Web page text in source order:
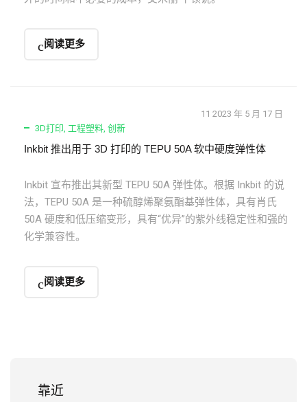
阅读更多
11 2023 年 5 月 17 日
3D打印, 工程塑料, 创新
Inkbit 推出用于 3D 打印的 TEPU 50A 软中硬度弹性体
Inkbit 宣布推出其新型 TEPU 50A 弹性体。根据 Inkbit 的说
法，TEPU 50A 是一种硫醇烯聚氨酯基弹性体，具有肖氏
50A 硬度和低压缩变形，具有“优异”的紫外线稳定性和强的
化学兼容性。
阅读更多
靠近